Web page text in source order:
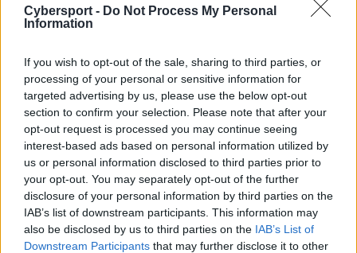
Cybersport - Do Not Process My Personal
Information
If you wish to opt-out of the sale, sharing to third parties, or
processing of your personal or sensitive information for
targeted advertising by us, please use the below opt-out
section to confirm your selection. Please note that after your
opt-out request is processed you may continue seeing
interest-based ads based on personal information utilized by
us or personal information disclosed to third parties prior to
your opt-out. You may separately opt-out of the further
disclosure of your personal information by third parties on the
IAB’s list of downstream participants. This information may
also be disclosed by us to third parties on the IAB’s List of
Downstream Participants that may further disclose it to other
NEO i FaZe ogrywają Snaxa, TaZa i G2
wszak jeszcze w poprzednim etapie dostało od G2
bolesne lanie. Nic więc dziwnego, że gracze NEO nie
mieli zamiaru pozwolić sobie na choćby chwilę słabości.
Zamiast tego do pierwszych minut Ancienta wzięli się
mocno do roboty. I dało to wymierne efekty, bo grająca
w natarciu formacja całkowicie zdominowała
wydarzenia na serwerze. Dość powiedzieć, że w
pewnym momencie prowadziła ona aż 8:0! Dopiero
wtedy Samuraje nieco się ocknęli i wyprowadzili dwa
celne ciosy, ale to była tylko łyżka miodu w beczce